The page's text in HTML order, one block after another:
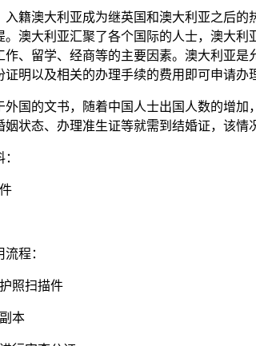
澳大利亚成为继英国和澳大利亚之后的
澳大利亚汇聚了各个国际的人士，澳大
、留学、经商等的主要因素。澳大利亚
明以及相关的办理手续的费用即可申请办
的文书，随着中国人士出国人数的增加
状态、办理准生证等就需到结婚证，该
程：
照扫描件
本